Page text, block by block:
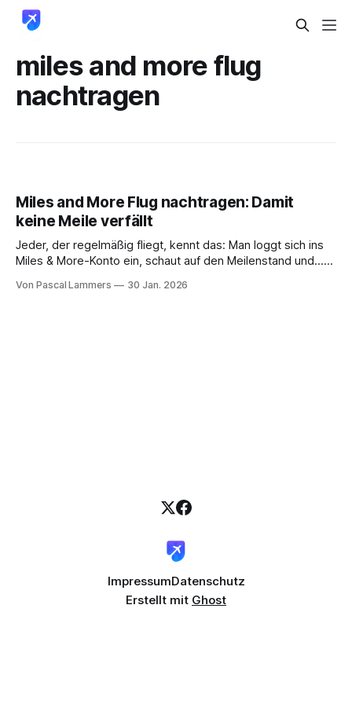
miles and more flug
nachtragen
Miles and More Flug nachtragen: Damit
keine Meile verfällt
Jeder, der regelmäßig fliegt, kennt das: Man loggt sich ins
Miles & More-Konto ein, schaut auf den Meilenstand und...
nicht da. Aber keine Panik, das ist ein alltägliches Problem
Von Pascal Lammers 30 Jan. 2026
ImpressumDatenschutz
Erstellt mit Ghost